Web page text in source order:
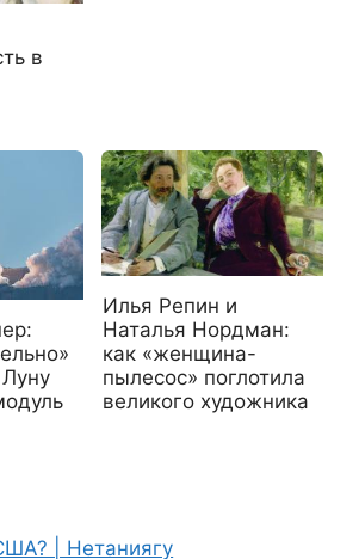
в
Илья Репин и
Наталья Нордман:
как «женщина-
пылесос» поглотила
великого художника
| Нетаниягу